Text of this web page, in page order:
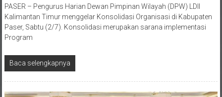
PASER – Pengurus Harian Dewan Pimpinan Wilayah (DPW) LDII
Kalimantan Timur menggelar Konsolidasi Organisasi di Kabupaten
Paser, Sabtu (2/7). Konsolidasi merupakan sarana implementasi
Program
Baca selengkapnya